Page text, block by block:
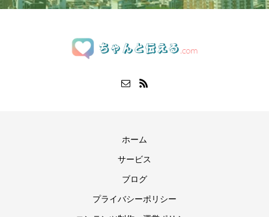
ホーム
サービス
ブログ
プライバシーポリシー